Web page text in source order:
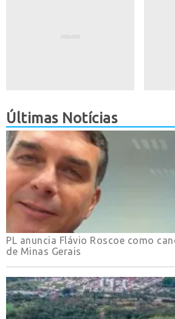
Últimas Notícias
PL anuncia Flávio Roscoe como
de Minas Gerais